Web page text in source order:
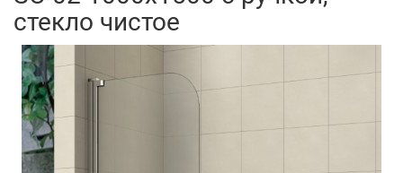
стекло чистое